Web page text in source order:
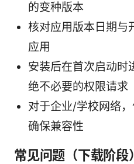
的变种版本
核对应用版本日期与
应用
安装后在首次启动时
绝不必要的权限请求
对于企业/学校网络
确保兼容性
常见问题（下载阶段）